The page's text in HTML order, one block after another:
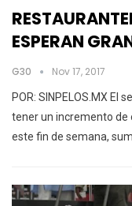
ESPERAN
G30 Nov 17, 2017
POR: SINPELOS.MX El
tener un incremento de
este fin de semana,